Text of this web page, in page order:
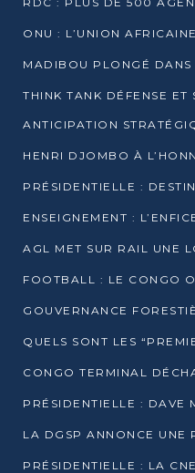
THINK TANK DÉFENSE ET
ANTICIPATION STRATÉGIQUE ET MOBILISATION
QUELS SONT LES